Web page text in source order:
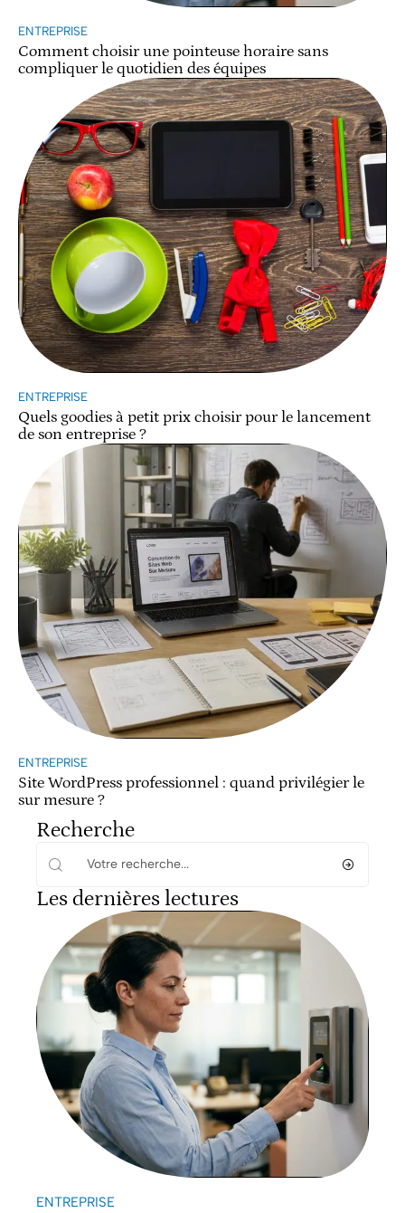
ENTREPRISE
Comment choisir une pointeuse horaire sans
compliquer le quotidien des équipes
ENTREPRISE
Quels goodies à petit prix choisir pour le lancement
de son entreprise ?
ENTREPRISE
Site WordPress professionnel : quand privilégier le
sur mesure ?
Recherche
Les dernières lectures
ENTREPRISE